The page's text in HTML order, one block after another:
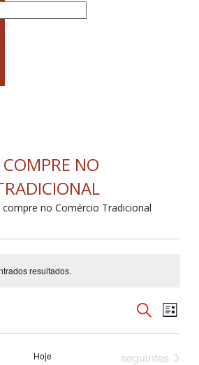
NO
compre no Comércio Tradicional
resultados.
DE
PESQUISA
E
Pesquisar
de
Lista
Hoje Eventos
seguintes